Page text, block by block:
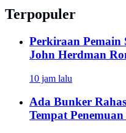
Terpopuler
Perkiraan Pemain
John Herdman
10 jam lalu
Ada Bunker
Tempat